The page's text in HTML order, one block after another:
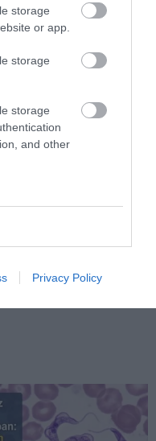
storage
or app.
storage
storage
and other
Privacy Policy
ADHD EGYÜTT
21